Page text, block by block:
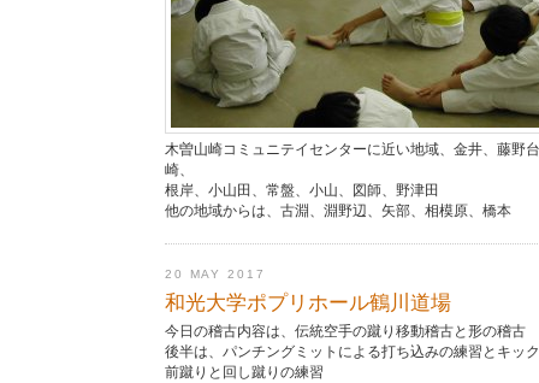
木曽山崎コミュニテイセンターに近い地域、金井、藤野
崎、
根岸、小山田、常盤、小山、図師、野津田
他の地域からは、古淵、淵野辺、矢部、相模原、橋本
20 MAY 2017
和光大学ポプリホール鶴川道場
今日の稽古内容は、伝統空手の蹴り移動稽古と形の稽古
後半は、パンチングミットによる打ち込みの練習とキッ
前蹴りと回し蹴りの練習